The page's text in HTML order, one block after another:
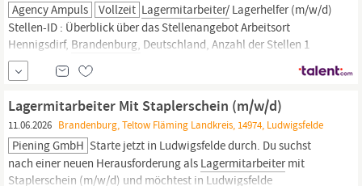
Agency Ampuls Vollzeit Lagermitarbeiter/ Lagerhelfer (m/w/d)
Stellen-ID : Überblick über das Stellenangebot Arbeitsort
Hennigsdirf, Brandenburg, Deutschland, Anzahl der Stellen 1
Stellenangebotsart Sozialversicherungspflichtiges
Arbeitsverhältnis Arbeitszeit Vollzeit 40 Wochenstunden Montag
bis Freitag (07.30 - 16:00 Uhr) Befristung Unbefristetes...
Lagermitarbeiter Mit Staplerschein (m/w/d)
11.06.2026 Brandenburg, Teltow Fläming Landkreis, 14974, Ludwigsfelde
Piening GmbH Starte jetzt in Ludwigsfelde durch. Du suchst
nach einer neuen Herausforderung als Lagermitarbeitermit
Staplerschein (m/w/d) und möchtest in Ludwigsfelde